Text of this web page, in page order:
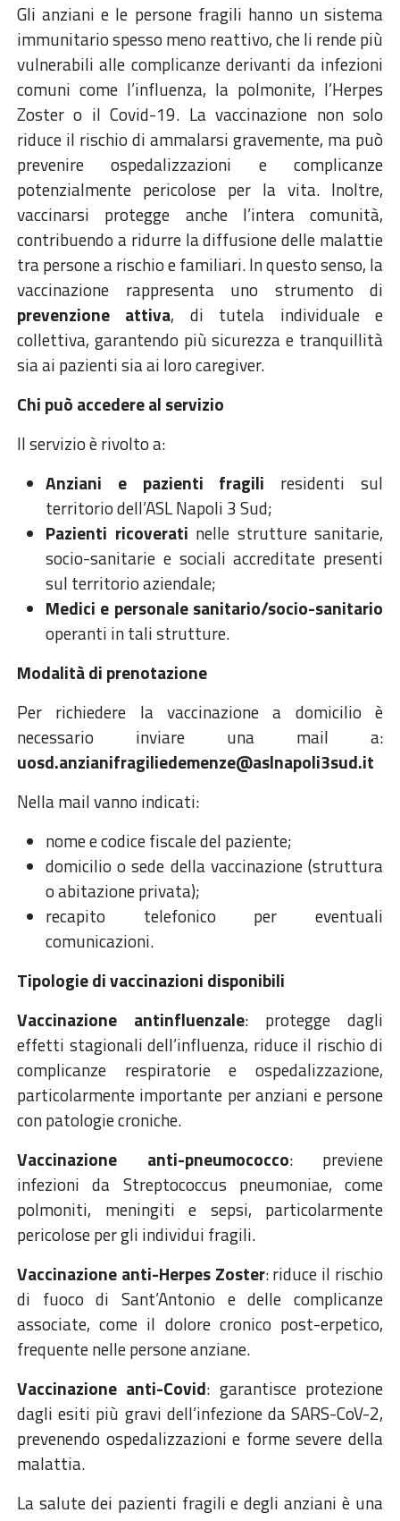
Gli anziani e le persone fragili hanno un sistema
immunitario spesso meno reattivo, che li rende più
vulnerabili alle complicanze derivanti da infezioni
comuni come l’influenza, la polmonite, l’Herpes
Zoster o il Covid-19. La vaccinazione non solo
riduce il rischio di ammalarsi gravemente, ma può
prevenire ospedalizzazioni e complicanze
potenzialmente pericolose per la vita. Inoltre,
vaccinarsi protegge anche l’intera comunità,
contribuendo a ridurre la diffusione delle malattie
tra persone a rischio e familiari. In questo senso, la
vaccinazione rappresenta uno strumento di
prevenzione attiva, di tutela individuale e
collettiva, garantendo più sicurezza e tranquillità
sia ai pazienti sia ai loro caregiver.
Chi può accedere al servizio
Il servizio è rivolto a:
Anziani e pazienti fragili residenti sul
territorio dell’ASL Napoli 3 Sud;
Pazienti ricoverati nelle strutture sanitarie,
socio-sanitarie e sociali accreditate presenti
sul territorio aziendale;
Medici e personale sanitario/socio-sanitario
operanti in tali strutture.
Modalità di prenotazione
Per richiedere la vaccinazione a domicilio è
necessario inviare una mail a:
uosd.anzianifragiliedemenze@aslnapoli3sud.it
Nella mail vanno indicati:
nome e codice fiscale del paziente;
domicilio o sede della vaccinazione (struttura
o abitazione privata);
recapito telefonico per eventuali
comunicazioni.
Tipologie di vaccinazioni disponibili
Vaccinazione antinfluenzale: protegge dagli
effetti stagionali dell’influenza, riduce il rischio di
complicanze respiratorie e ospedalizzazione,
particolarmente importante per anziani e persone
con patologie croniche.
Vaccinazione anti-pneumococco: previene
infezioni da Streptococcus pneumoniae, come
polmoniti, meningiti e sepsi, particolarmente
pericolose per gli individui fragili.
Vaccinazione anti-Herpes Zoster: riduce il rischio
di fuoco di Sant’Antonio e delle complicanze
associate, come il dolore cronico post-erpetico,
frequente nelle persone anziane.
Vaccinazione anti-Covid: garantisce protezione
dagli esiti più gravi dell’infezione da SARS-CoV-2,
prevenendo ospedalizzazioni e forme severe della
malattia.
La salute dei pazienti fragili e degli anziani è una